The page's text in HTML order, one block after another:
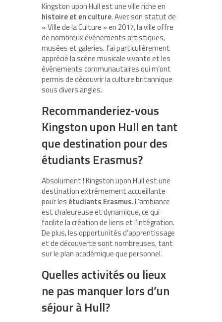
Kingston upon Hull est une ville riche en
histoire et en culture. Avec son statut de
« Ville de la Culture » en 2017, la ville offre
de nombreux événements artistiques,
musées et galeries. J’ai particulièrement
apprécié la scène musicale vivante et les
événements communautaires qui m’ont
permis de découvrir la culture britannique
sous divers angles.
Recommanderiez-vous
Kingston upon Hull en tant
que destination pour des
étudiants Erasmus?
Absolument ! Kingston upon Hull est une
destination extrêmement accueillante
pour les étudiants Erasmus. L’ambiance
est chaleureuse et dynamique, ce qui
facilite la création de liens et l’intégration.
De plus, les opportunités d’apprentissage
et de découverte sont nombreuses, tant
sur le plan académique que personnel.
Quelles activités ou lieux
ne pas manquer lors d’un
séjour à Hull?